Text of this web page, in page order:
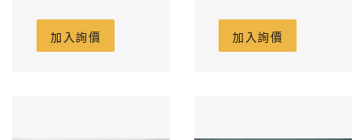
加入詢價
座200m/m碟盤-短6
公分
加入詢價